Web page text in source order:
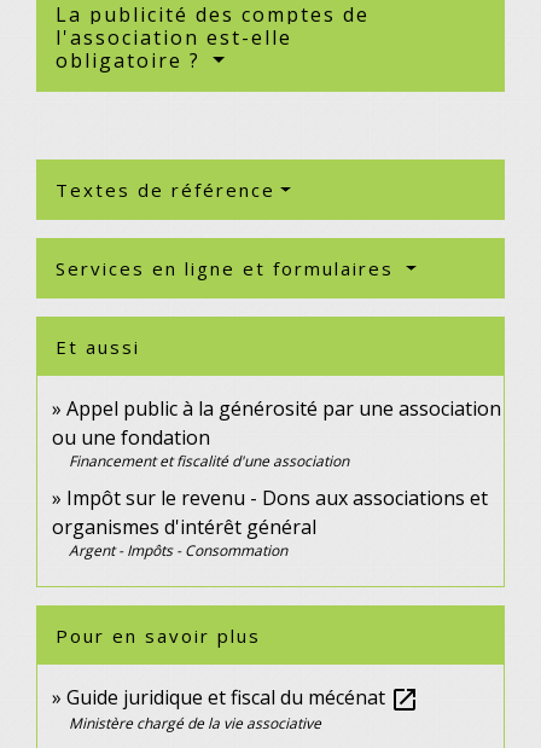
La publicité des comptes de
l'association est-elle
obligatoire ?
Textes de référence
Services en ligne et formulaires
Et aussi
Appel public à la générosité par une association
ou une fondation
Financement et fiscalité d'une association
Impôt sur le revenu - Dons aux associations et
organismes d'intérêt général
Argent - Impôts - Consommation
Pour en savoir plus
Guide juridique et fiscal du mécénat open_in_new
Ministère chargé de la vie associative